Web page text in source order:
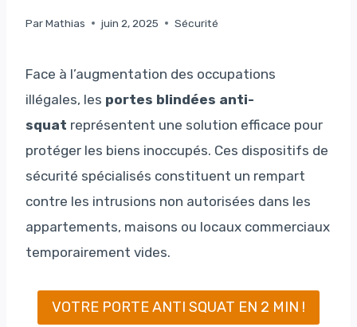
ParMathias juin 2, 2025 Sécurité
Face à l’augmentation des occupations
illégales, les portes blindées anti-
squat représentent une solution efficace pour
protéger les biens inoccupés. Ces dispositifs de
sécurité spécialisés constituent un rempart
contre les intrusions non autorisées dans les
appartements, maisons ou locaux commerciaux
temporairement vides.
VOTRE PORTE ANTI SQUAT EN 2 MIN !